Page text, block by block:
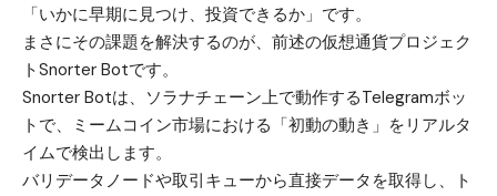
「いかに早期に見つけ、投資できるか」です。
まさにその課題を解決するのが、前述の仮想通貨プロジェク
トSnorter Botです。
Snorter Botは、ソラナチェーン上で動作するTelegramボッ
トで、ミームコイン市場における「初動の動き」をリアルタ
イムで検出します。
バリデータノードや取引キューから直接データを取得し、ト